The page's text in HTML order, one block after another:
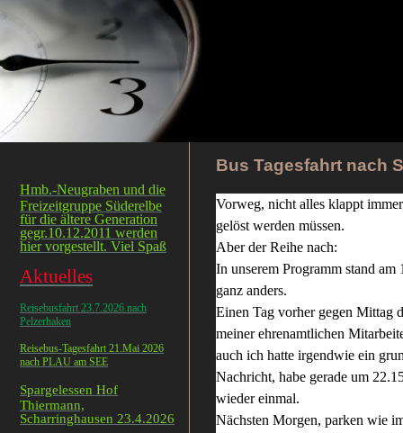
Hmb.-Neugraben und die
Freizeitgruppe Süderelbe
für die ältere Generation
gegr.10.12.2011 werden
hier vorgestellt. Viel Spaß
Aktuelles
Reisebusfahrt 23.7.2026 nach
Pelzerhaken
Reisebus-Tagesfahrt 21.Mai 2026
nach PLAU am SEE
Spargelessen Hof
Thiermann,
Scharringhausen 23.4.2026
Bus Tagesfahrt nach
Vorweg, nicht alles klappt
gelöst werden müssen.
Aber der Reihe nach:
In unserem Programm stand
ganz anders.
Einen Tag vorher gegen Mittag
meiner ehrenamtlichen
auch ich hatte irgendwie ein
Nachricht, habe gerade um
wieder einmal.
Nächsten Morgen, parken wie